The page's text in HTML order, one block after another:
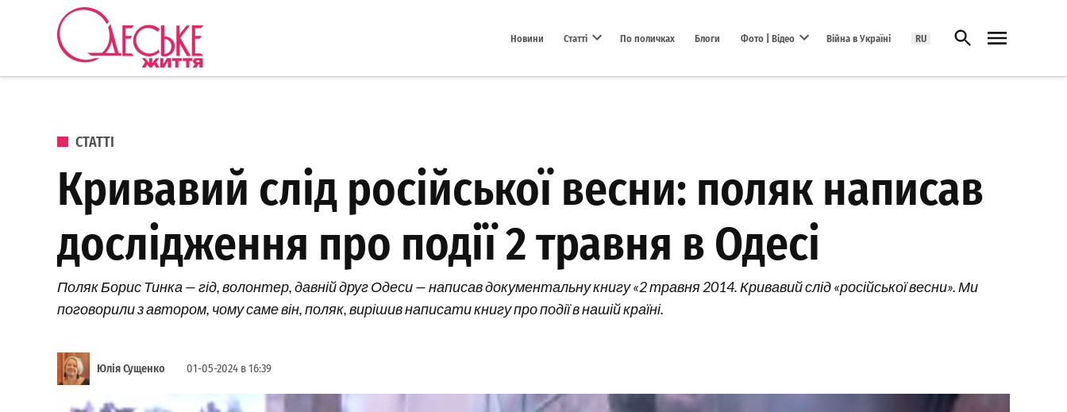
Перейти до вмісту
Новини Статті По поличках Блоги Фото | Відео Війна в Україні RU Відкрити пошук
ОПУБЛІКОВАНО В
СТАТТІ
Кривавий слід російської весни: поляк написав
дослідження про події 2 травня в Одесі
Поляк Борис Тинка — гід, волонтер, давній друг Одеси — написав документальну книгу «2 травня 2014. Кривавий слід «російської весни». Ми
поговорили з автором, чому саме він, поляк, вирішив написати книгу про події в нашій країні.
Юлія Сущенко 01-05-2024 в 16:39